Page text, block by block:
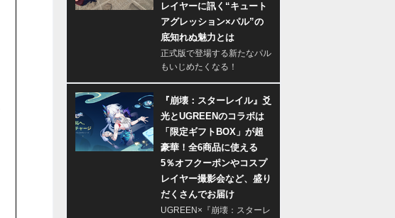
レイヤーに訊く“キュート
アグレッション×パル”の
底知れぬ魅力とは
正式版で登場する新たなパル
もいじめたくなる！
『崩壊：スターレイル』爻
光とUGREENのコラボは
「限定ギフトBOX」が超
豪華！全6商品に使える
5％オフクーポンやコスプ
レイヤー撮影会など、盛り
だくさんでお届け
UGREEN×『崩壊：スターレ